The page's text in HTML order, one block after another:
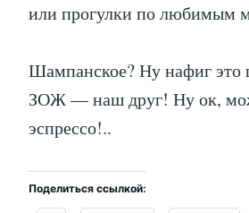
или прогулки по любимым
Шампанское? Ну нафиг это
ЗОЖ — наш друг! Ну ок,
эспрессо!..
Поделиться ссылкой: